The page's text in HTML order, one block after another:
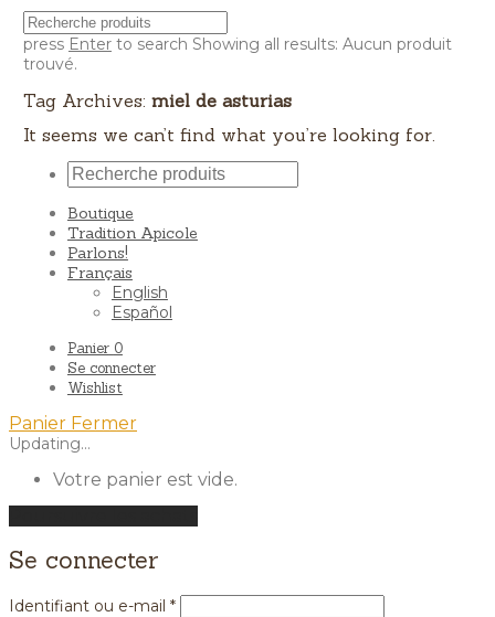
press Enterto search Showing all results: Aucun produit
trouvé.
Tag Archives: miel de asturias
It seems we can’t find what you’re looking for.
Boutique
Tradition Apicole
Parlons!
Français
English
Español
Panier 0
Se connecter
Wishlist
Panier Fermer
Updating…
Votre panier est vide.
Se connecter
Identifiant ou e-mail *